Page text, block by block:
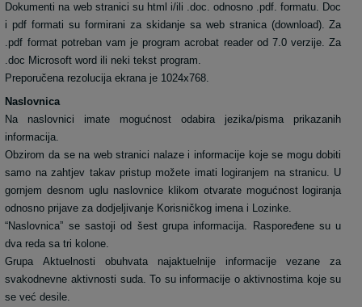
Dokumenti na web stranici su html i/ili .doc. odnosno .pdf. formatu. Doc
i pdf formati su formirani za skidanje sa web stranica (download). Za
.pdf format potreban vam je program acrobat reader od 7.0 verzije. Za
.doc Microsoft word ili neki tekst program.
Preporučena rezolucija ekrana je 1024x768.
Naslovnica
Na naslovnici imate mogućnost odabira jezika/pisma prikazanih
informacija.
Obzirom da se na web stranici nalaze i informacije koje se mogu dobiti
samo na zahtjev takav pristup možete imati logiranjem na stranicu. U
gornjem desnom uglu naslovnice klikom otvarate mogućnost logiranja
odnosno prijave za dodjeljivanje Korisničkog imena i Lozinke.
“Naslovnica” se sastoji od šest grupa informacija. Raspoređene su u
dva reda sa tri kolone.
Grupa Aktuelnosti obuhvata najaktuelnije informacije vezane za
svakodnevne aktivnosti suda. To su informacije o aktivnostima koje su
se već desile.